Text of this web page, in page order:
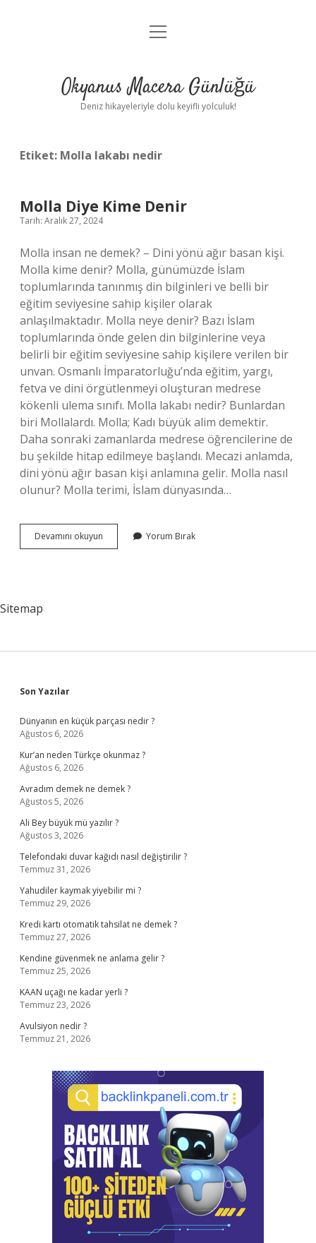
Anasayfa
Yasal Uyarı
menüyü
Okyanus Macera Günlüğü
Deniz hikayeleriyle dolu keyifli yolculuk!
Etiket: Molla lakabı nedir
Molla Diye Kime Denir
Tarih: Aralık 27, 2024
Molla insan ne demek? – Dini yönü ağır basan kişi.
Molla kime denir? Molla, günümüzde İslam
toplumlarında tanınmış din bilginleri ve belli bir
eğitim seviyesine sahip kişiler olarak
anlaşılmaktadır. Molla neye denir? Bazı İslam
toplumlarında önde gelen din bilginlerine veya
belirli bir eğitim seviyesine sahip kişilere verilen bir
unvan. Osmanlı İmparatorluğu’nda eğitim, yargı,
fetva ve dini örgütlenmeyi oluşturan medrese
kökenli ulema sınıfı. Molla lakabı nedir? Bunlardan
biri Mollalardı. Molla; Kadı büyük alim demektir.
Daha sonraki zamanlarda medrese öğrencilerine de
bu şekilde hitap edilmeye başlandı. Mecazi anlamda,
dini yönü ağır basan kişi anlamına gelir. Molla nasıl
olunur? Molla terimi, İslam dünyasında…
Devamını okuyun
Diye
Yorum Bırak
Sitemap
Sidebar
Son Yazılar
Dünyanın en küçük parçası nedir ?
Ağustos 6, 2026
Kur’an neden Türkçe okunmaz ?
Ağustos 6, 2026
Avradım demek ne demek ?
Ağustos 5, 2026
Ali Bey büyük mü yazılır ?
Ağustos 3, 2026
Telefondaki duvar kağıdı nasıl değiştirilir ?
Temmuz 31, 2026
Yahudiler kaymak yiyebilir mi ?
Temmuz 29, 2026
Kredi kartı otomatik tahsilat ne demek ?
Temmuz 27, 2026
Kendine güvenmek ne anlama gelir ?
Temmuz 25, 2026
KAAN uçağı ne kadar yerli ?
Temmuz 23, 2026
Avulsiyon nedir ?
Temmuz 21, 2026